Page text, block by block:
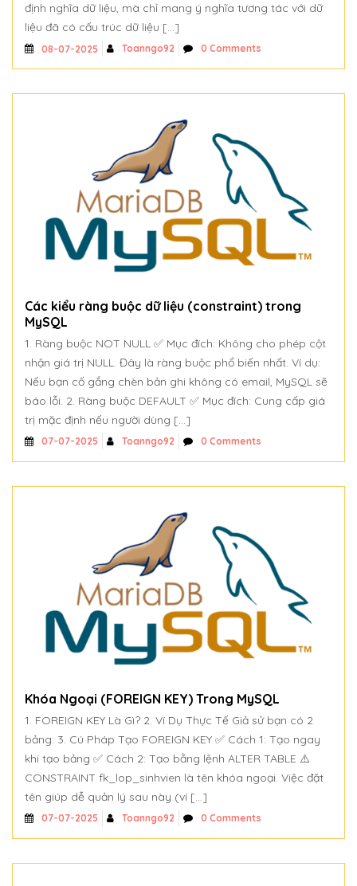
định nghĩa dữ liệu, mà chỉ mang ý nghĩa tương tác với dữ
liệu đã có cấu trúc dữ liệu […]
08-07-2025 Toanngo92 0 Comments
Các kiểu ràng buộc dữ liệu (constraint) trong
MySQL
1. Ràng buộc NOT NULL ✅ Mục đích: Không cho phép cột
nhận giá trị NULL. Đây là ràng buộc phổ biến nhất. Ví dụ:
Nếu bạn cố gắng chèn bản ghi không có email, MySQL sẽ
báo lỗi. 2. Ràng buộc DEFAULT ✅ Mục đích: Cung cấp giá
trị mặc định nếu người dùng […]
07-07-2025 Toanngo92 0 Comments
Khóa Ngoại (FOREIGN KEY) Trong MySQL
1. FOREIGN KEY Là Gì? 2. Ví Dụ Thực Tế Giả sử bạn có 2
bảng: 3. Cú Pháp Tạo FOREIGN KEY ✅ Cách 1: Tạo ngay
khi tạo bảng ✅ Cách 2: Tạo bằng lệnh ALTER TABLE ⚠️
CONSTRAINT fk_lop_sinhvien là tên khóa ngoại. Việc đặt
tên giúp dễ quản lý sau này (ví […]
07-07-2025 Toanngo92 0 Comments